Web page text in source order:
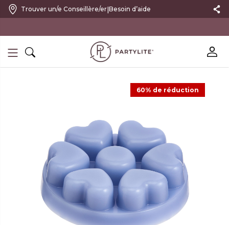
Trouver un/e Conseillère/er|Besoin d’aide
60% de réduction